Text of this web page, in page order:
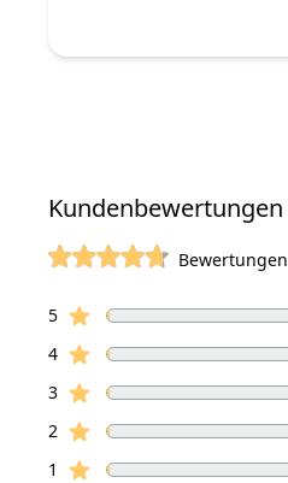
Kundenbewertungen
Bewertungen
Bewertungen
5Sterne Bewertungen
4Sterne Bewertungen
3Sterne Bewertungen
2 Sterne Bewertungen
1
Sterne Bewertungen